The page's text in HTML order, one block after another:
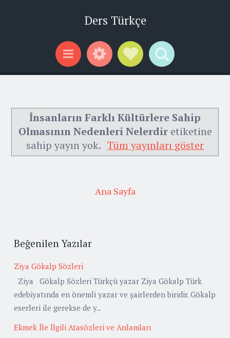
Ders Türkçe
Menu WidgetsSocial Links
Search
İnsanların Farklı Kültürlere Sahip
Olmasının Nedenleri Nelerdiretiketine
sahip yayın yok. Tüm yayınları göster
Ana Sayfa
Beğenilen Yazılar
Ziya Gökalp Sözleri
Ziya Gökalp Sözleri Türkçü yazar Ziya Gökalp Türk
edebiyatında en önemli yazar ve şairlerden biridir. Gökalp
eserleri ile gerekse de y...
Ekmek İle İlgili Atasözleri ve Anlamları